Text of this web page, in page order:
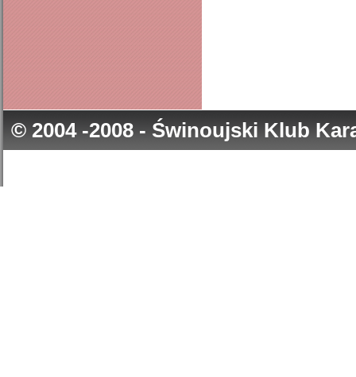
© 2004 -2008 - Świnoujski Klub